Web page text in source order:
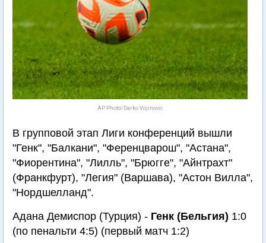
AP Photo/Darko Vojinovic
В групповой этап Лиги конференций вышли
"Генк", "Балкани", "Ференцварош", "Астана",
"Фиорентина", "Лилль", "Брюгге", "Айнтрахт"
(Франкфурт), "Легия" (Варшава), "Астон Вилла",
"Нордшелланд".
Адана Демиспор (Турция) - Генк (Бельгия) 1:0
(по пенальти 4:5) (первый матч 1:2)